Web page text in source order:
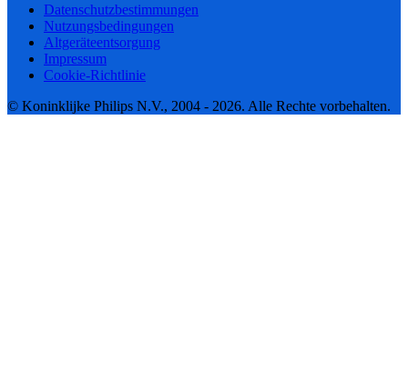
Datenschutzbestimmungen
Nutzungsbedingungen
Altgeräteentsorgung
Impressum
Cookie-Richtlinie
© Koninklijke Philips N.V., 2004 - 2026. Alle Rechte vorbehalten.